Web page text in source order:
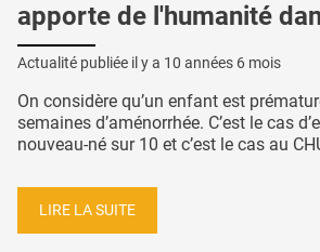
apporte de l'humanité
Actualité publiée il y a 10 années 6 mois
On considère qu’un enfant est
semaines d’aménorrhée. C’est le cas
nouveau-né sur 10 et c’est le cas au
LIRE LA SUITE